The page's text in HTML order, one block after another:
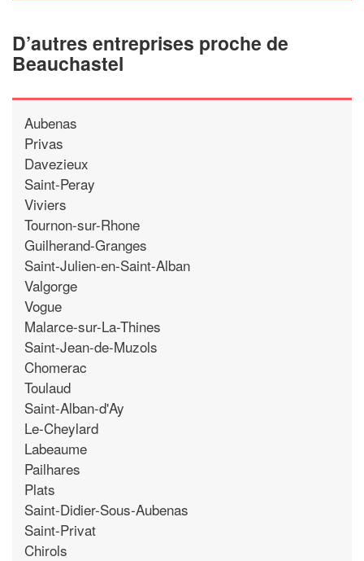
D’autres entreprises proche de
Beauchastel
Aubenas
Privas
Davezieux
Saint-Peray
Viviers
Tournon-sur-Rhone
Guilherand-Granges
Saint-Julien-en-Saint-Alban
Valgorge
Vogue
Malarce-sur-La-Thines
Saint-Jean-de-Muzols
Chomerac
Toulaud
Saint-Alban-d'Ay
Le-Cheylard
Labeaume
Pailhares
Plats
Saint-Didier-Sous-Aubenas
Saint-Privat
Chirols